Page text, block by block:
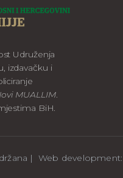
Udruženja
izdavačku i
MUALLIM.
BiH.
| Web development: